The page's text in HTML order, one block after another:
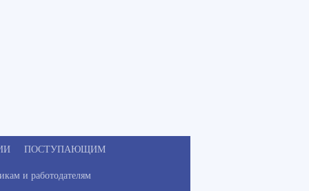
ПОСТУПАЮЩИМ
и работодателям